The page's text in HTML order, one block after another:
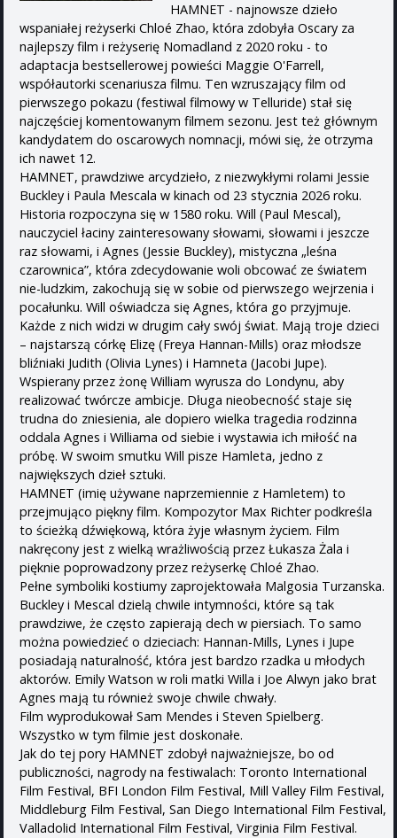
HAMNET - najnowsze dzieło
wspaniałej reżyserki Chloé Zhao, która zdobyła Oscary za
najlepszy film i reżyserię Nomadland z 2020 roku - to
adaptacja bestsellerowej powieści Maggie O'Farrell,
współautorki scenariusza filmu. Ten wzruszający film od
pierwszego pokazu (festiwal filmowy w Telluride) stał się
najczęściej komentowanym filmem sezonu. Jest też głównym
kandydatem do oscarowych nomnacji, mówi się, że otrzyma
ich nawet 12.
HAMNET, prawdziwe arcydzieło, z niezwykłymi rolami Jessie
Buckley i Paula Mescala w kinach od 23 stycznia 2026 roku.
Historia rozpoczyna się w 1580 roku. Will (Paul Mescal),
nauczyciel łaciny zainteresowany słowami, słowami i jeszcze
raz słowami, i Agnes (Jessie Buckley), mistyczna „leśna
czarownica”, która zdecydowanie woli obcować ze światem
nie-ludzkim, zakochują się w sobie od pierwszego wejrzenia i
pocałunku. Will oświadcza się Agnes, która go przyjmuje.
Każde z nich widzi w drugim cały swój świat. Mają troje dzieci
– najstarszą córkę Elizę (Freya Hannan-Mills) oraz młodsze
bliźniaki Judith (Olivia Lynes) i Hamneta (Jacobi Jupe).
Wspierany przez żonę William wyrusza do Londynu, aby
realizować twórcze ambicje. Długa nieobecność staje się
trudna do zniesienia, ale dopiero wielka tragedia rodzinna
oddala Agnes i Williama od siebie i wystawia ich miłość na
próbę. W swoim smutku Will pisze Hamleta, jedno z
największych dzieł sztuki.
HAMNET (imię używane naprzemiennie z Hamletem) to
przejmująco piękny film. Kompozytor Max Richter podkreśla
to ścieżką dźwiękową, która żyje własnym życiem. Film
nakręcony jest z wielką wrażliwością przez Łukasza Żala i
pięknie poprowadzony przez reżyserkę Chloé Zhao.
Pełne symboliki kostiumy zaprojektowała Malgosia Turzanska.
Buckley i Mescal dzielą chwile intymności, które są tak
prawdziwe, że często zapierają dech w piersiach. To samo
można powiedzieć o dzieciach: Hannan-Mills, Lynes i Jupe
posiadają naturalność, która jest bardzo rzadka u młodych
aktorów. Emily Watson w roli matki Willa i Joe Alwyn jako brat
Agnes mają tu również swoje chwile chwały.
Film wyprodukował Sam Mendes i Steven Spielberg.
Wszystko w tym filmie jest doskonałe.
Jak do tej pory HAMNET zdobył najważniejsze, bo od
publiczności, nagrody na festiwalach: Toronto International
Film Festival, BFI London Film Festival, Mill Valley Film Festival,
Middleburg Film Festival, San Diego International Film Festival,
Valladolid International Film Festival, Virginia Film Festival.